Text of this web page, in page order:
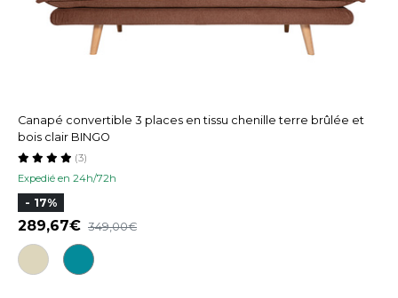
Canapé convertible 3 places en tissu chenille terre brûlée et
bois clair BINGO
Expedié en 24h/72h
(3)
- 17%
289,67 349,00